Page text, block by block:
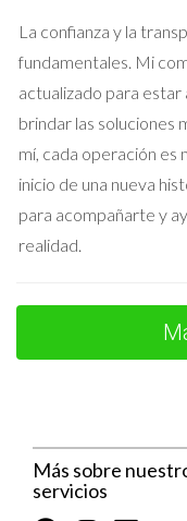
Conclusión
poco de organización,
problemas ni
necesitas ayuda
en contactar a Iraido
La confianza y la
fundamentales. Mi
actualizado para estar
brindar las soluciones
mí, cada operación es
inicio de una nueva
para acompañarte y
realidad.
Más sobre
servicios